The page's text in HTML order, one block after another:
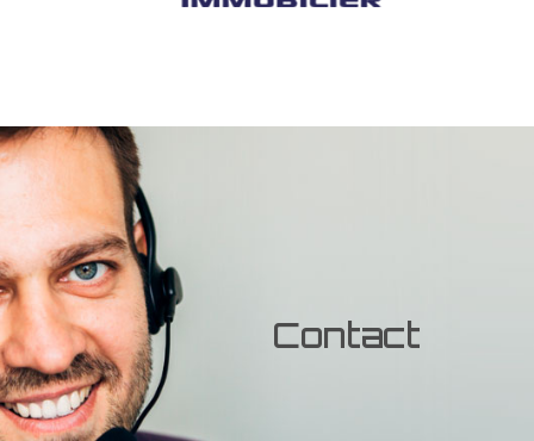
Contact